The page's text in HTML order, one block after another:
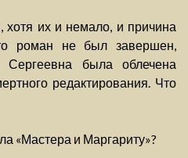
их и немало, и причина
роман не был завершен,
была облечена
редактирования. Что
«Мастера и Маргариту»?